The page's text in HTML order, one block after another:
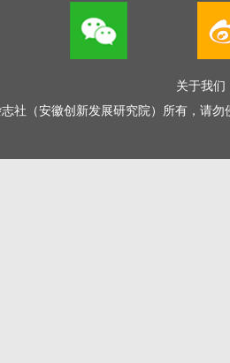
关于我们
社（安徽创新发展研究院）所有，请